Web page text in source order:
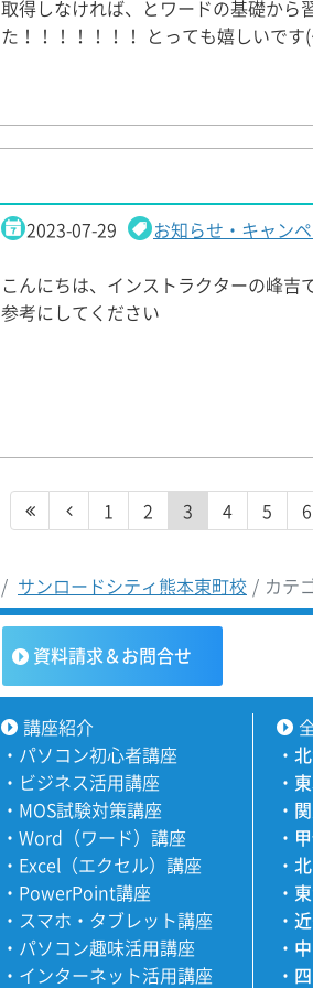
取得しなければ、とワードの基礎から
た！！！！！！！ とっても嬉しいで
2023-07-29
お知らせ・キャン
こんにちは、インストラクターの峰
参考にしてください
1 2 3 4 5 6
サンロードシティ熊本東町校 カテ
資料請求＆お問合せ
講座紹介
・ パソコン初心者講座
・ ビジネス活用講座
・ MOS試験対策講座
・ Word（ワード）講座
・ Excel（エクセル）講座
・ PowerPoint講座
・ スマホ・タブレット講座
・ パソコン趣味活用講座
・ インターネット活用講座
・
・
・
・
・
・
・
・
・